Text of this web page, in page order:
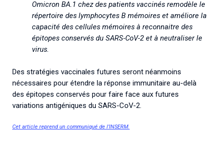
Omicron BA.1 chez des patients vaccinés remodèle le
répertoire des lymphocytes B mémoires et améliore la
capacité des cellules mémoires à reconnaitre des
épitopes conservés du SARS-CoV-2 et à neutraliser le
virus.
Des stratégies vaccinales futures seront néanmoins
nécessaires pour étendre la réponse immunitaire au-delà
des épitopes conservés pour faire face aux futures
variations antigéniques du SARS-CoV-2.
Cet article reprend un communiqué de l’INSERM.